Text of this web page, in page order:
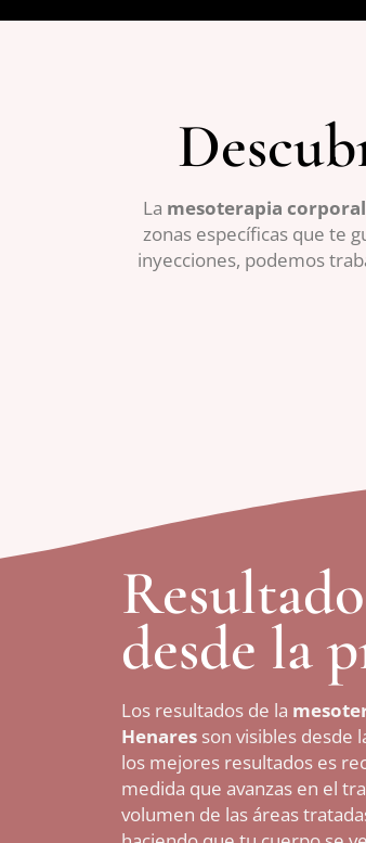
La mesoterapia
zonas específicas que te
inyecciones, podemos
desde la
Los resultados de la
Henares son visibles desde
los mejores resultados es
medida que avanzas en el
volumen de las áreas